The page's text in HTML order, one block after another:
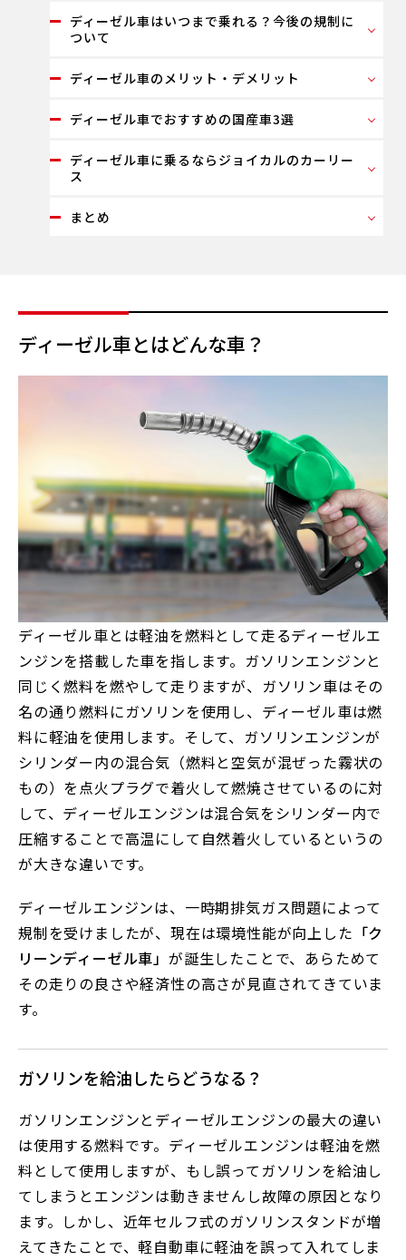
ディーゼル車はいつまで乗れる？今後の規制に
ついて
ディーゼル車のメリット・デメリット
ディーゼル車でおすすめの国産車3選
ディーゼル車に乗るならジョイカルのカーリー
ス
まとめ
ディーゼル車とはどんな車？
ディーゼル車とは軽油を燃料として走るディーゼルエ
ンジンを搭載した車を指します。ガソリンエンジンと
同じく燃料を燃やして走りますが、ガソリン車はその
名の通り燃料にガソリンを使用し、ディーゼル車は燃
料に軽油を使用します。そして、ガソリンエンジンが
シリンダー内の混合気（燃料と空気が混ぜった霧状の
もの）を点火プラグで着火して燃焼させているのに対
して、ディーゼルエンジンは混合気をシリンダー内で
圧縮することで高温にして自然着火しているというの
が大きな違いです。
ディーゼルエンジンは、一時期排気ガス問題によって
規制を受けましたが、現在は環境性能が向上した 「ク
リーンディーゼル車」が誕生したことで、あらためて
その走りの良さや経済性の高さが見直されてきていま
す。
ガソリンを給油したらどうなる？
ガソリンエンジンとディーゼルエンジンの最大の違い
は使用する燃料です。ディーゼルエンジンは軽油を燃
料として使用しますが、もし誤ってガソリンを給油し
てしまうとエンジンは動きませんし故障の原因となり
ます。しかし、近年セルフ式のガソリンスタンドが増
えてきたことで、軽自動車に軽油を誤って入れてしま